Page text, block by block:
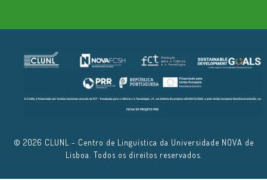
© 2026 CLUNL - Centro de Linguística da Universidade NOVA de
Lisboa. Todos os direitos reservados.